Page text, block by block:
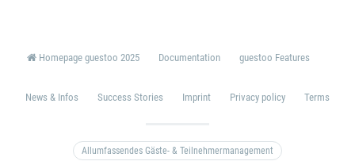
Homepage guestoo 2025 Documentation guestoo Features
News & Infos Success Stories Imprint Privacy policy Terms
Allumfassendes Gäste- & Teilnehmermanagement